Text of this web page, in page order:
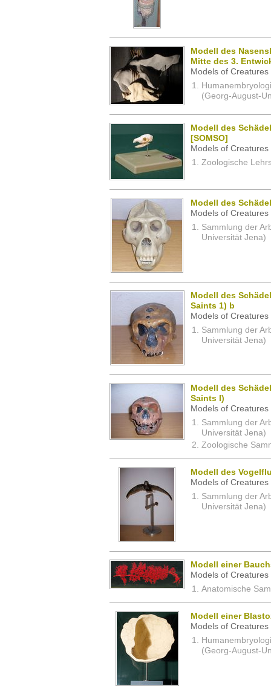
Modell des
Mitte des 3.
Models of
(Georg-August-
Modell des
[SOMSO]
Models of
Zoologische
Modell des
Models of
Sammlung der
Universität Jena)
Modell des
Saints 1) b
Models of
Sammlung der
Universität Jena)
Modell des
Saints I)
Models of
Sammlung der
Universität Jena)
Zoologische
Modell des
Models of
Sammlung der
Universität Jena)
Modell einer
Models of
Anatomische
Modell einer
Models of
(Georg-August-